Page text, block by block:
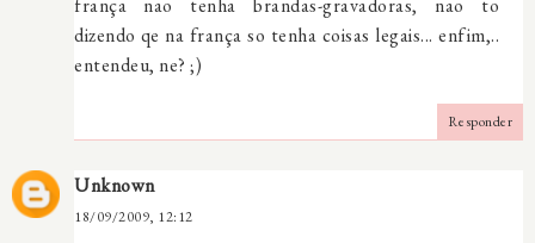
frança nao tenha brandas-gravadoras, nao to
dizendo qe na frança so tenha coisas legais... enfim,..
entendeu, ne? ;)
Responder
Unknown
18/09/2009, 12:12